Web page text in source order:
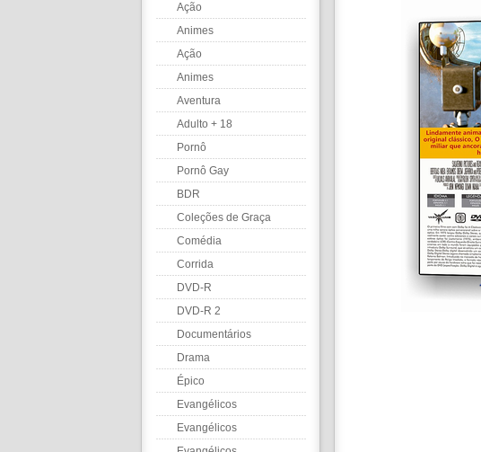
Ação
Animes
Ação
Animes
Aventura
Adulto + 18
Pornô
Pornô Gay
BDR
Coleções de Graça
Comédia
Corrida
DVD-R
DVD-R 2
Documentários
Drama
Épico
Evangélicos
Evangélicos